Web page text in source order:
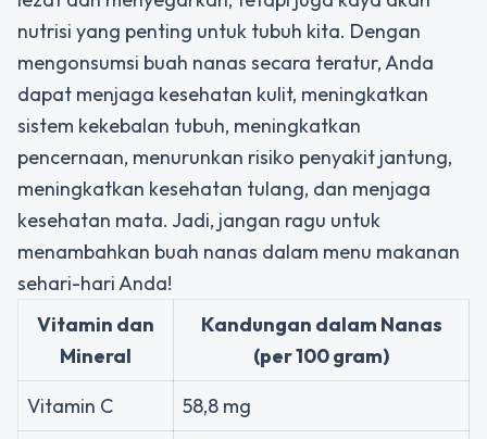
nutrisi yang penting untuk tubuh kita. Dengan
mengonsumsi buah nanas secara teratur, Anda
dapat menjaga kesehatan kulit, meningkatkan
sistem kekebalan tubuh, meningkatkan
pencernaan, menurunkan risiko penyakit jantung,
meningkatkan kesehatan tulang, dan menjaga
kesehatan mata. Jadi, jangan ragu untuk
menambahkan buah nanas dalam menu makanan
sehari-hari Anda!
Vitamin dan
Mineral
Kandungan dalam Nanas
(per 100 gram)
Vitamin C
58,8 mg